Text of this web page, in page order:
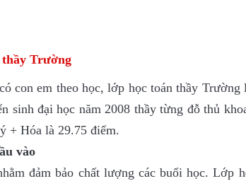
thầy Trường
con em theo học, lớp học toán thầy Trường
sinh đại học năm 2008 thầy từng đỗ thủ
+ Hóa là 29.75 điểm.
vào
đảm bảo chất lượng các buổi học. Lớp